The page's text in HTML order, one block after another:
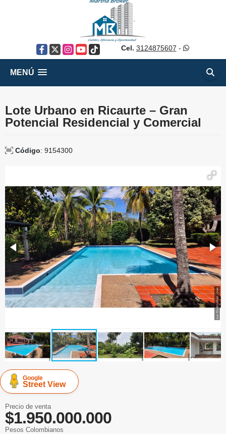
Facebook
X Instagram
YouTube
TikTok Cel. 3124875607 -
MENÚ
Lote Urbano en Ricaurte – Gran
Potencial Residencial y Comercial
Código: 9154300
Google
Street View
Precio de venta
$1.950.000.000
Pesos Colombianos